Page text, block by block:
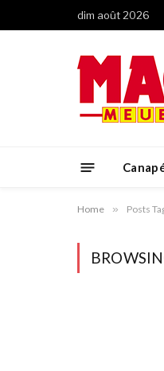
dim août 2026
Home » Posts